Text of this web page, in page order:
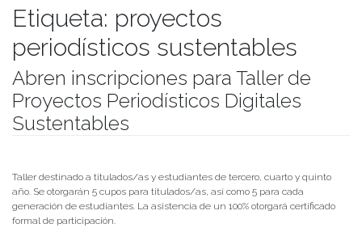
Etiqueta: proyectos
periodísticos sustentables
Abren inscripciones para Taller de
Proyectos Periodísticos Digitales
Sustentables
Taller destinado a titulados/as y estudiantes de tercero, cuarto y quinto
año. Se otorgarán 5 cupos para titulados/as, así como 5 para cada
generación de estudiantes. La asistencia de un 100% otorgará certificado
formal de participación.